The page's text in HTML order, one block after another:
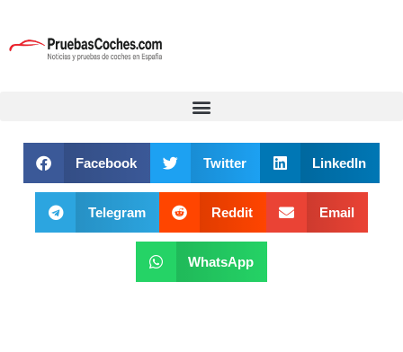
Facebook Twitter LinkedIn
Telegram Reddit Email
WhatsApp